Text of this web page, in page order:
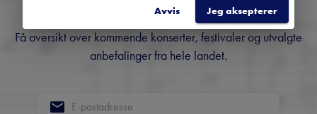
om klassisk musikk
Få oversikt over kommende konserter, festivaler og utvalgte
anbefalinger fra hele landet.
Avvis Jeg aksepterer